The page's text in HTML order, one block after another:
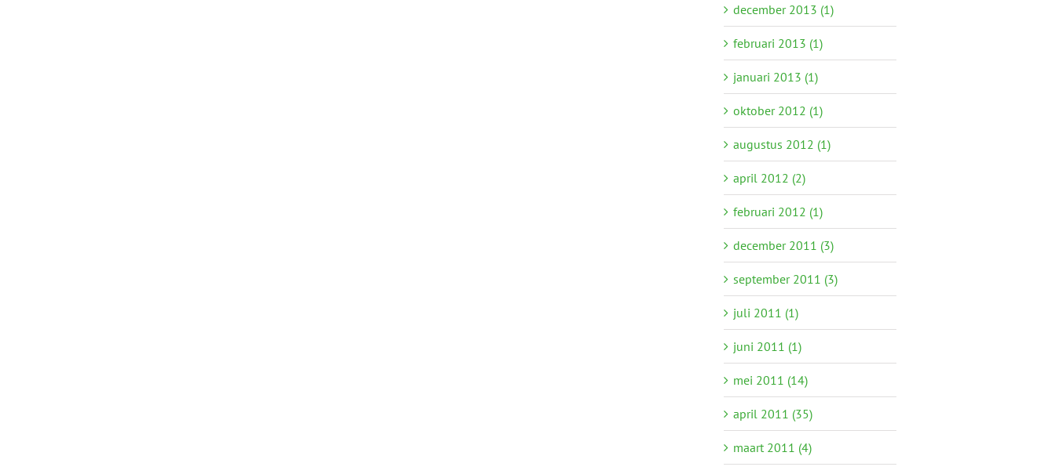
december 2013 (1)
februari 2013 (1)
januari 2013 (1)
oktober 2012 (1)
augustus 2012 (1)
april 2012 (2)
februari 2012 (1)
december 2011 (3)
september 2011 (3)
juli 2011 (1)
juni 2011 (1)
mei 2011 (14)
april 2011 (35)
maart 2011 (4)